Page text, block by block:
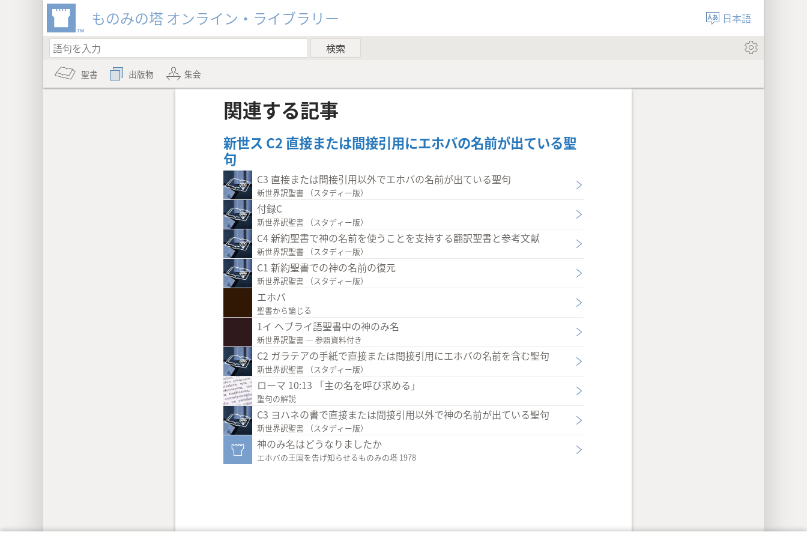
ものみの塔 オンライン・ライブラリー 日本語
聖書 出版物 集会
関連する記事
新世ス C2 直接または間接引用にエホバの名前が出ている聖
句
C3 直接または間接引用以外でエホバの名前が出ている聖句
新世界訳聖書 （スタディー版）
付録C
新世界訳聖書 （スタディー版）
C4 新約聖書で神の名前を使うことを支持する翻訳聖書と参考文献
新世界訳聖書 （スタディー版）
C1 新約聖書での神の名前の復元
新世界訳聖書 （スタディー版）
エホバ
聖書から論じる
1イ ヘブライ語聖書中の神のみ名
新世界訳聖書 ― 参照資料付き
C2 ガラテアの手紙で直接または間接引用にエホバの名前を含む聖句
新世界訳聖書 （スタディー版）
ローマ 10:13 「主の名を呼び求める」
聖句の解説
C3 ヨハネの書で直接または間接引用以外で神の名前が出ている聖句
新世界訳聖書 （スタディー版）
神のみ名はどうなりましたか
エホバの王国を告げ知らせるものみの塔 1978